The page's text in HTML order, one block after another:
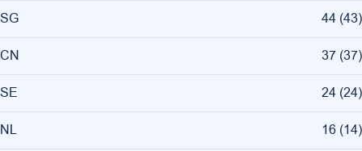
SG 44 (43)
CN 37 (37)
SE 24 (24)
NL 16 (14)